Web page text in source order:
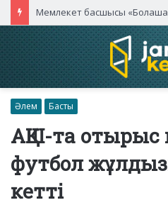
Әлем Басты
АҚШ-та отырыс
футбол
кетті